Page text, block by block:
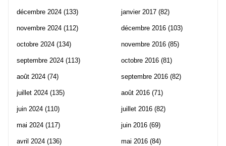
décembre 2024 (133)
novembre 2024 (112)
octobre 2024 (134)
septembre 2024 (113)
août 2024 (74)
juillet 2024 (135)
juin 2024 (110)
mai 2024 (117)
avril 2024 (136)
janvier 2017 (82)
décembre 2016 (103)
novembre 2016 (85)
octobre 2016 (81)
septembre 2016 (82)
août 2016 (71)
juillet 2016 (82)
juin 2016 (69)
mai 2016 (84)